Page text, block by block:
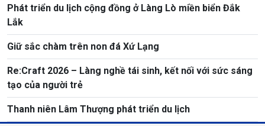
Phát triển du lịch cộng đồng ở Làng Lò miền biển Đắk
Lắk
Giữ sắc chàm trên non đá Xứ Lạng
Re:Craft 2026 – Làng nghề tái sinh, kết nối với sức sáng
tạo của người trẻ
Thanh niên Lâm Thượng phát triển du lịch